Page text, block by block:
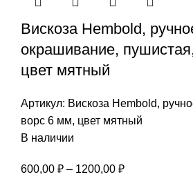
1200,00 ₽
Вискоза Hembold,
окрашивание,
цвет мятный
Артикул: Вискоза Hembold,
ворс 6 мм, цвет мятный
В наличии
600,00 ₽ – 1200,00 ₽Диапазон